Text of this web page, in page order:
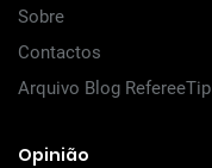
Sobre
Contactos
Arquivo Blog RefereeTip
Opinião